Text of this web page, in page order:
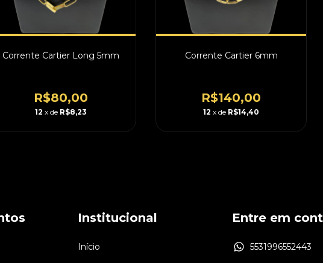
Corrente Cartier Long 5mm
R$80,00
12 x de R$8,23
Corrente Cartier 6mm
R$140,00
12 x de R$14,40
Institucional
Início
Entre em
5531996552443